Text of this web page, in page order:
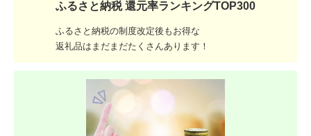
ふるさと納税 還元率ランキングTOP300
ふるさと納税の制度改定後もお得な
返礼品はまだまだたくさんあります！